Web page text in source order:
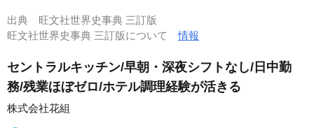
出典 旺文社世界史事典 三訂版
旺文社世界史事典 三訂版について情報
セントラルキッチン/早朝・深夜シフトなし/日中勤
務/残業ほぼゼロ/ホテル調理経験が活きる
株式会社花組